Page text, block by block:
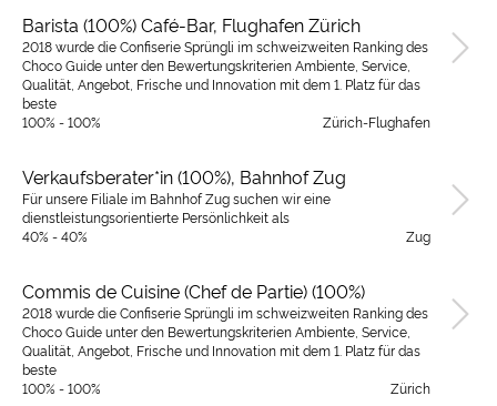
Barista (100%) Café-Bar, Flughafen Zürich
2018 wurde die Confiserie Sprüngli im schweizweiten Ranking des
Choco Guide unter den Bewertungskriterien Ambiente, Service,
Qualität, Angebot, Frische und Innovation mit dem 1. Platz für das
beste
100% - 100%
Zürich-Flughafen
Verkaufsberater*in (100%), Bahnhof Zug
Für unsere Filiale im Bahnhof Zug suchen wir eine
dienstleistungsorientierte Persönlichkeit als
40% - 40%
Zug
Commis de Cuisine (Chef de Partie) (100%)
2018 wurde die Confiserie Sprüngli im schweizweiten Ranking des
Choco Guide unter den Bewertungskriterien Ambiente, Service,
Qualität, Angebot, Frische und Innovation mit dem 1. Platz für das
beste
100% - 100%
Zürich